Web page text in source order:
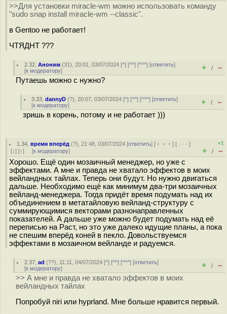
>>Для установки miracle-wm можно использовать команду
"sudo snap install miracle-wm --classic".
в Gentoo не работает!
ЧТЯДНТ ???
2.32 ,Аноним (31), 20:01, 03/07/2024 [^] [^^] [^^^] [ответить]
[к модератору] + / –
Путаешь можно с нужно?
3.33 ,dannyD (?), 20:07, 03/07/2024 [^] [^^] [^^^] [ответить]
[к модератору] + / –
зришь в корень, потому и не работает )))
1.34 ,время вперёд (?), 21:48, 03/07/2024 [ответить] [ ﹢﹢﹢] [ · · ·]
[↓] [↑] [к модератору]
+1
+ / –
Хорошо. Ещё один мозаичный менеджер, но уже с
эффектами. А мне и правда не хватало эффектов в моих
вейландных тайлах. Теперь они будут. Но нужно двигаться
дальше. Необходимо ещё как минимум два-три мозаичных
вейланд-менеджера. Тогда придёт время подумать над их
объединением в метатайловую вейланд-структуру с
суммирующимися векторами разнонаправленных
показателей. А дальше уже можно будет подумать над её
переписью на Раст, но это уже далеко идущие планы, а пока
не спешим вперёд коней в пекло. Довольствуемся
эффектами в мозаичном вейланде и радуемся.
2.37 ,ad (??), 11:11, 04/07/2024 [^] [^^] [^^^] [ответить]
[к модератору] + / –
>> А мне и правда не хватало эффектов в моих
вейландных тайлах
Попробуй niri или hyprland. Мне больше нравится первый.